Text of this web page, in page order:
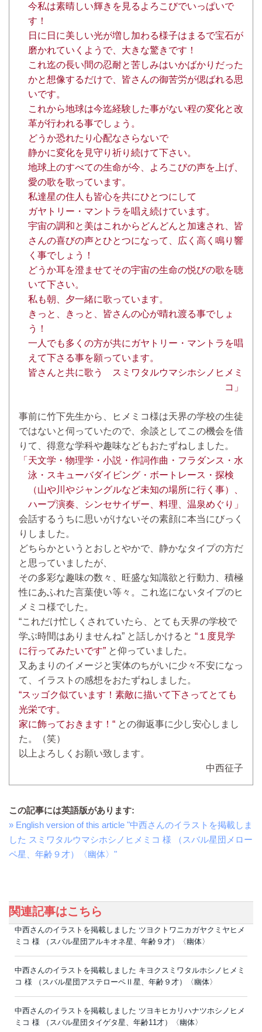
今私は素晴しい輝きを見るよろこびでいっぱいで
す！
日に日に美しい光が増し加わる様子はまるで宝石が
磨かれていくようで、大きな驚きです！
これ迄の長い間の忍耐と苦しみはいかばかりだった
かと想像するだけで、皆さんの御苦労が偲ばれる思
いです。
これから地球は今迄経験した事がない程の変化と改
革が行われる事でしょう。
どうか恐れたり心配なさらないで
静かに変化を見守り祈り続けて下さい。
地球上のすべての生命が今、よろこびの声を上げ、
愛の歌を歌っています。
私達星の住人も皆心を共にひとつにして
ガヤトリー・マントラを唱え続けています。
宇宙の調和と美はこれからどんどんと加速され、皆
さんの喜びの声とひとつになって、広く高く鳴り響
く事でしょう！
どうか耳を澄ませてその宇宙の生命の悦びの歌を聴
いて下さい。
私も朝、夕一緒に歌っています。
きっと、きっと、皆さんの心が晴れ渡る事でしょ
う！
一人でも多くの方が共にガヤトリー・マントラを唱
えて下さる事を願っています。
皆さんと共に歌う スミワタルウマシホシノヒメミ
コ」
事前に竹下先生から、ヒメミコ様は天界の学校の生徒
ではないと伺っていたので、余談としてこの機会を借
りて、得意な学科や趣味などもおたずねしました。
「天文学・物理学・小説・作詞作曲・フラダンス・水
泳・スキューバダイビング・ボートレース・探検
（山や川やジャングルなど未知の場所に行く事）、
ハープ演奏、シンセサイザー、料理、温泉めぐり」
会話するうちに思いがけないその素顔に本当にびっく
りしました。
どちらかというとおしとやかで、静かなタイプの方だ
と思っていましたが、
その多彩な趣味の数々、旺盛な知識欲と行動力、積極
性にあふれた言葉使い等々。これ迄にないタイプのヒ
メミコ様でした。
“これだけ忙しくされていたら、とても天界の学校で
学ぶ時間はありませんね” と話しかけると “１度見学
に行ってみたいです” と仰っていました。
又あまりのイメージと実体のちがいに少々不安になっ
て、イラストの感想をおたずねしました。
“スッゴク似ています！素敵に描いて下さってとても
光栄です。
家に飾っておきます！“ との御返事に少し安心しまし
た。（笑）
以上よろしくお願い致します。
中西征子
この記事には英語版があります:
» English version of this article "中西さんのイラストを掲載しま
した スミワタルウマシホシノヒメミコ 様 （スバル星団メロー
ペ星、年齢９才）〈幽体〉"
関連記事はこちら
中西さんのイラストを掲載しました ツヨクトワニカガヤクミヤヒメ
ミコ 様 （スバル星団アルキオネ星、年齢９才）〈幽体〉
中西さんのイラストを掲載しました キヨクスミワタルホシノヒメミ
コ 様 （スバル星団アステローペⅡ星、年齢９才）〈幽体〉
中西さんのイラストを掲載しました ツヨキヒカリハナツホシノヒメ
ミコ 様 （スバル星団タイゲタ星、年齢11才）〈幽体〉